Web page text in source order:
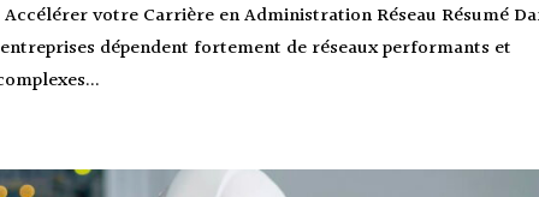
votre Carrière en Administration Réseau Résumé
dépendent fortement de réseaux performants et